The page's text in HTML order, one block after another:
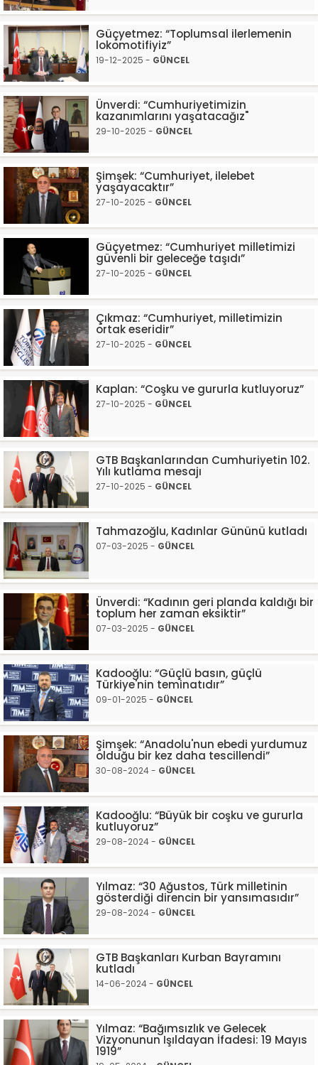
Güçyetmez: “Toplumsal ilerlemenin
lokomotifiyiz”
19-12-2025 - GÜNCEL
Ünverdi: “Cumhuriyetimizin
kazanımlarını yaşatacağız"
29-10-2025 - GÜNCEL
Şimşek: “Cumhuriyet, ilelebet
yaşayacaktır”
27-10-2025 - GÜNCEL
Güçyetmez: “Cumhuriyet milletimizi
güvenli bir geleceğe taşıdı”
27-10-2025 - GÜNCEL
Çıkmaz: “Cumhuriyet, milletimizin
ortak eseridir”
27-10-2025 - GÜNCEL
Kaplan: “Coşku ve gururla kutluyoruz”
27-10-2025 - GÜNCEL
GTB Başkanlarından Cumhuriyetin 102.
Yılı kutlama mesajı
27-10-2025 - GÜNCEL
Tahmazoğlu, Kadınlar Gününü kutladı
07-03-2025 - GÜNCEL
Ünverdi: “Kadının geri planda kaldığı bir
toplum her zaman eksiktir”
07-03-2025 - GÜNCEL
Kadooğlu: “Güçlü basın, güçlü
Türkiye'nin teminatıdır”
09-01-2025 - GÜNCEL
Şimşek: “Anadolu'nun ebedi yurdumuz
olduğu bir kez daha tescillendi”
30-08-2024 - GÜNCEL
Kadooğlu: “Büyük bir coşku ve gururla
kutluyoruz”
29-08-2024 - GÜNCEL
Yılmaz: “30 Ağustos, Türk milletinin
gösterdiği direncin bir yansımasıdır”
29-08-2024 - GÜNCEL
GTB Başkanları Kurban Bayramını
kutladı
14-06-2024 - GÜNCEL
Yılmaz: “Bağımsızlık ve Gelecek
Vizyonunun Işıldayan İfadesi: 19 Mayıs
1919”